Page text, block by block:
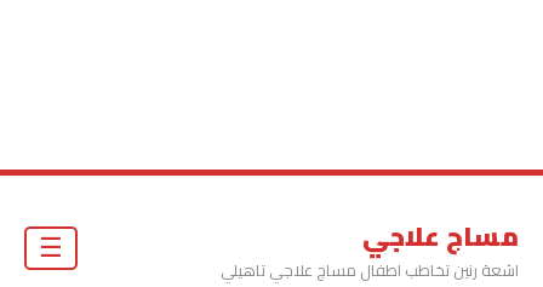
مساج علاجي
اشعة رنين تخاطب اطفال مساج علاجي تاهيلي